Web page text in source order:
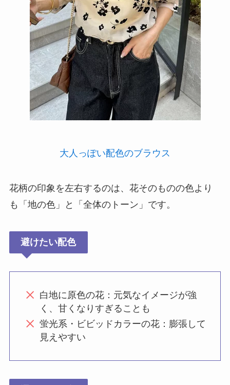
大人っぽい配色のブラウス
花柄の印象を左右するのは、花そのものの色より
も「地の色」と「全体のトーン」です。
避けたい配色
白地に原色の花：元気なイメージが強
く、甘くなりすぎることも
蛍光系・ビビッドカラーの花：膨張して
見えやすい